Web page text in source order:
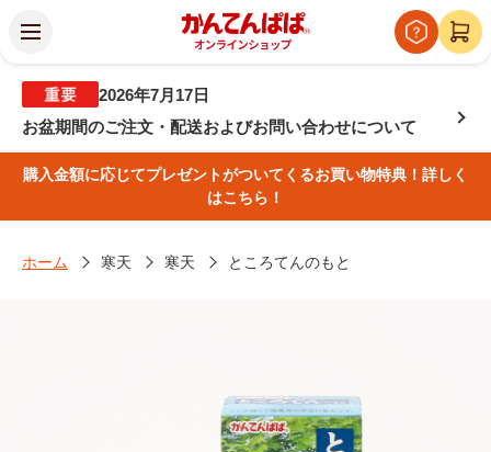
2026年7月17日
お盆期間のご注文・配送およびお問い合わせについて
購入金額に応じてプレゼントがついてくるお買い物特典！詳しく
はこちら！
ホーム 寒天 寒天 ところてんのもと